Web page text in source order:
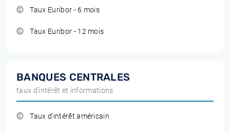
Taux Euribor - 6 mois
Taux Euribor - 12 mois
BANQUES CENTRALES
taux d'intérêt et informations
Taux d'intérêt américain